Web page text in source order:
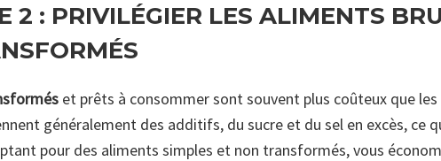
2 : PRIVILÉGIER LES ALIMENTS
et prêts à consommer sont souvent plus coûteux que
généralement des additifs, du sucre et du sel en excès, ce
pour des aliments simples et non transformés, vous